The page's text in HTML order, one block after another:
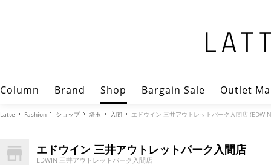
Column Brand Shop Bargain Sale Outlet
Latte Fashion ショップ 埼玉 入間 エドウイン 三井アウトレットパーク入間店
エドウイン 三井アウトレットパーク入間店
EDWIN 三井アウトレットパーク入間店